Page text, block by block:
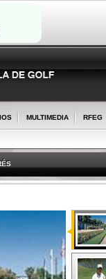
MULTIMEDIA RFEG